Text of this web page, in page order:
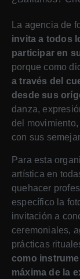
La agencia de
invita a todos
participar en
porque como
a través del
desde sus
danza,
del
con sus
Para esta
artística en
quehacer
específico la
invitación a
ceremoniales,
prácticas
como
máxima de la